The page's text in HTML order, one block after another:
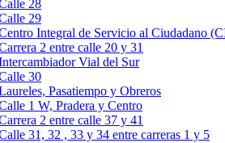
28
29
Integral de Servicio al Ciudadano
2 entre calle 20 y 31
Vial del Sur
30
Pasatiempo y Obreros
1 W, Pradera y Centro
2 entre calle 37 y 41
31, 32 , 33 y 34 entre carreras 1 y 5